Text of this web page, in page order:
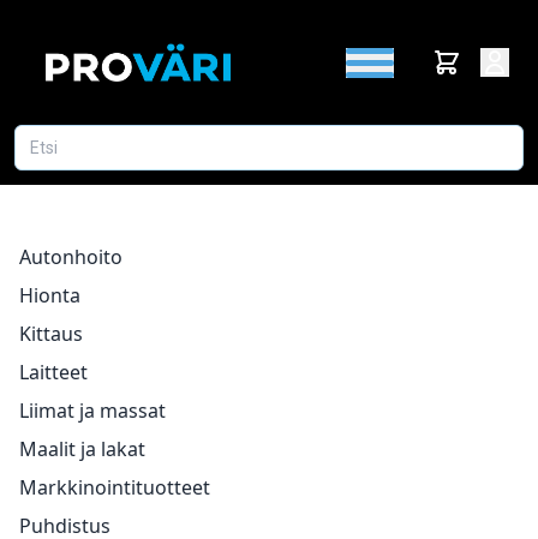
Autonhoito
Hionta
Kittaus
Laitteet
Liimat ja massat
Maalit ja lakat
Markkinointituotteet
Puhdistus